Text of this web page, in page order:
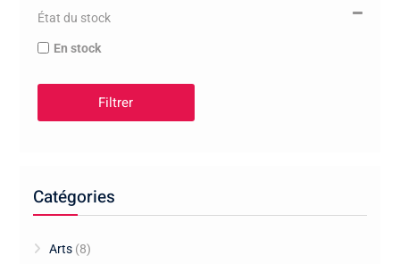
État du stock
En stock
Filtrer
Catégories
Arts (8)